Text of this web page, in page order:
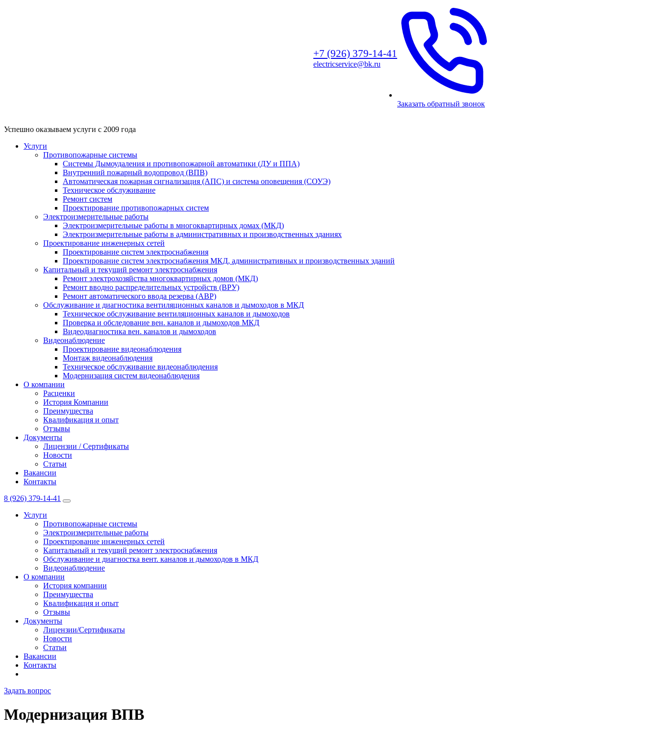
+7 (926) 379-14-41
electricservice@bk.ru
Заказать обратный звонок
Успешно оказываем услуги с 2009 года
Услуги
Противопожарные системы
Системы Дымоудаления и противопожарной автоматики (ДУ и ППА)
Внутренний пожарный водопровод (ВПВ)
Автоматическая пожарная сигнализация (АПС) и система оповещения (СОУЭ)
Техническое обслуживание
Ремонт систем
Проектирование противопожарных систем
Электроизмерительные работы
Электроизмерительные работы в многоквартирных домах (МКД)
Электроизмерительные работы в административных и производственных зданиях
Проектирование инженерных сетей
Проектирование систем электроснабжения
Проектирование систем электроснабжения МКД, административных и производственных зданий
Капитальный и текущий ремонт электроснабжения
Ремонт электрохозяйства многоквартирных домов (МКД)
Ремонт вводно распределительных устройств (ВРУ)
Ремонт автоматического ввода резерва (АВР)
Обслуживание и диагностика вентиляционных каналов и дымоходов в МКД
Техническое обслуживание вентиляционных каналов и дымоходов
Проверка и обследование вен. каналов и дымоходов МКД
Видеодиагностика вен. каналов и дымоходов
Видеонаблюдение
Проектирование видеонаблюдения
Монтаж видеонаблюдения
Техническое обслуживание видеонаблюдения
Модернизация систем видеонаблюдения
О компании
Расценки
История Компании
Преимущества
Квалификация и опыт
Отзывы
Документы
Лицензии / Сертификаты
Новости
Статьи
Вакансии
Контакты
8 (926) 379-14-41
Услуги
Противопожарные системы
Электроизмерительные работы
Проектирование инженерных сетей
Капитальный и текущий ремонт электроснабжения
Обслуживание и диагностка вент. каналов и дымоходов в МКД
Видеонаблюдение
О компании
История компании
Преимущества
Квалификация и опыт
Отзывы
Документы
Лицензии/Сертификаты
Новости
Статьи
Вакансии
Контакты
Задать вопрос
Модернизация ВПВ